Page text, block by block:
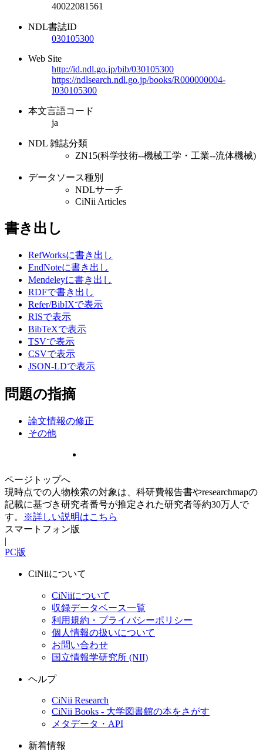
40022081561
NDL書誌ID
030105300
Web Site
http://id.ndl.go.jp/bib/030105300
https://ndlsearch.ndl.go.jp/books/R000000004-
I030105300
本文言語コード
ja
NDL 雑誌分類
ZN15(科学技術--機械工学・工業--流体機械)
データソース種別
NDLサーチ
CiNii Articles
書き出し
RefWorksに書き出し
EndNoteに書き出し
Mendeleyに書き出し
RDFで書き出し
Refer/BibIXで表示
RISで表示
BibTeXで表示
TSVで表示
CSVで表示
JSON-LDで表示
問題の指摘
論文情報の修正
その他
ページトップへ
現時点での人物検索の対象は、科研費報告書やresearchmapの
記載に基づき研究者番号が推定された研究者等約30万人で
す。
※詳しい説明はこちら
スマートフォン版
|
PC版
CiNiiについて
CiNiiについて
収録データベース一覧
利用規約・プライバシーポリシー
個人情報の扱いについて
お問い合わせ
国立情報学研究所 (NII)
ヘルプ
CiNii Research
CiNii Books - 大学図書館の本をさがす
メタデータ・API
新着情報